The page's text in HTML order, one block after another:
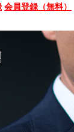
会員登録（無料）